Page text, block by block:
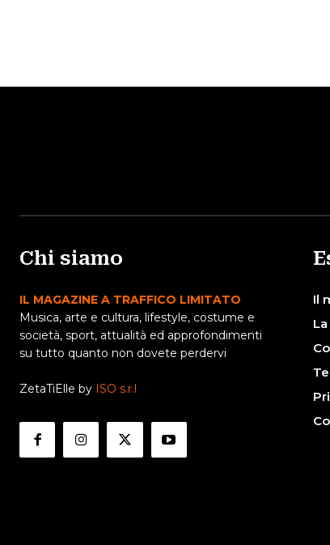
Chi siamo
IL MAGAZINE A TRAFFICO LIMITATO
Musica, arte e cultura, lifestyle, costume e
società, sport, attualità ed approfondimenti
su tutto quanto non dovete perdervi
ZetaTiElle by ISO s.r.l
Il